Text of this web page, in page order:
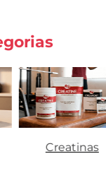
Creatinas